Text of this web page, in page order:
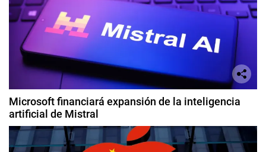
Microsoft financiará expansión de la inteligencia
artificial de Mistral